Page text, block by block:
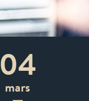
04
mars